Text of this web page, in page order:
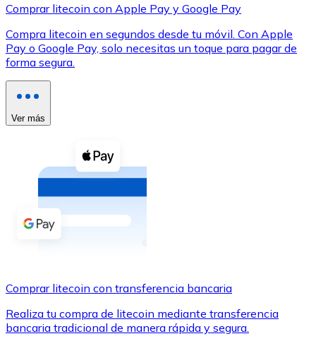
Ver todo
Compra criptomonedas con efectivo en tu tienda más
Comprar con efectivo
Transferencia SEPA
Añade fondos a tu cuenta Bitnovo o realiza compras
Comprar con Transferencia
Utiliza tarjetas Visa y Mastercard para comprar
Comprar con tarjeta
Tienda - Tarjetas regalo
Comprar litecoin con Apple Pay y Google Pay
Compra litecoin en segundos desde tu móvil. Con Apple
Pay o Google Pay, solo necesitas un toque para pagar de
forma segura.
Ver más
Comprar litecoin con transferencia bancaria
Realiza tu compra de litecoin mediante transferencia
bancaria tradicional de manera rápida y segura.